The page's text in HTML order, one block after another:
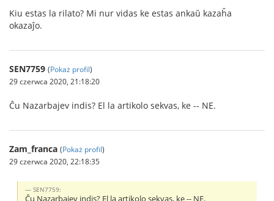
Kiu estas la rilato? Mi nur vidas ke estas ankaŭ kazaĥa
okazaĵo.
SEN7759 (Pokaż profil)
29 czerwca 2020, 21:18:20
Ĉu Nazarbajev indis? El la artikolo sekvas, ke -- NE.
Zam_franca (Pokaż profil)
29 czerwca 2020, 22:18:35
SEN7759:
Ĉu Nazarbajev indis? El la artikolo sekvas, ke -- NE.